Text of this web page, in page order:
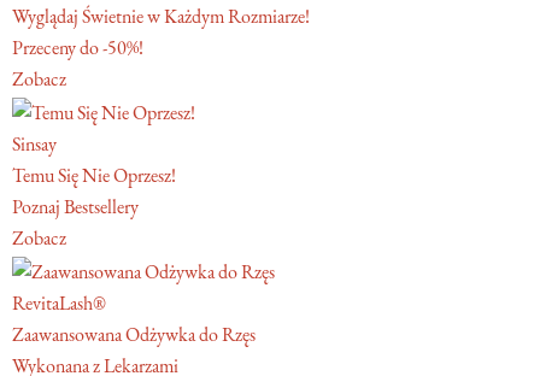
Wyglądaj Świetnie w Każdym Rozmiarze!
Przeceny do -50%!
Zobacz
Sinsay
Temu Się Nie Oprzesz!
Poznaj Bestsellery
Zobacz
RevitaLash®
Zaawansowana Odżywka do Rzęs
Wykonana z Lekarzami